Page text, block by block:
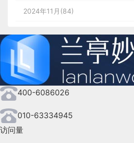
2024年11月(84)
2024年9月(144)
2024年8月(164)
2024年7月(107)
2024年6月(63)
400-6086026
010-63334945
访问量